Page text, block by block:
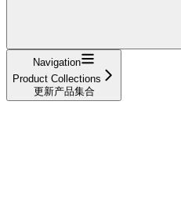
Navigation
Product Collections
更新产品集合